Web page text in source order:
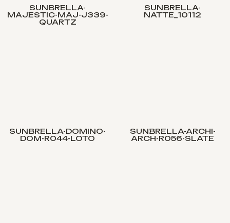
SUNBRELLA-
MAJESTIC-MAJ-J339-
QUARTZ
SUNBRELLA-
NATTE_10112
SUNBRELLA-DOMINO-
DOM-R044-LOTO
SUNBRELLA-ARCHI-
ARCH-R056-SLATE